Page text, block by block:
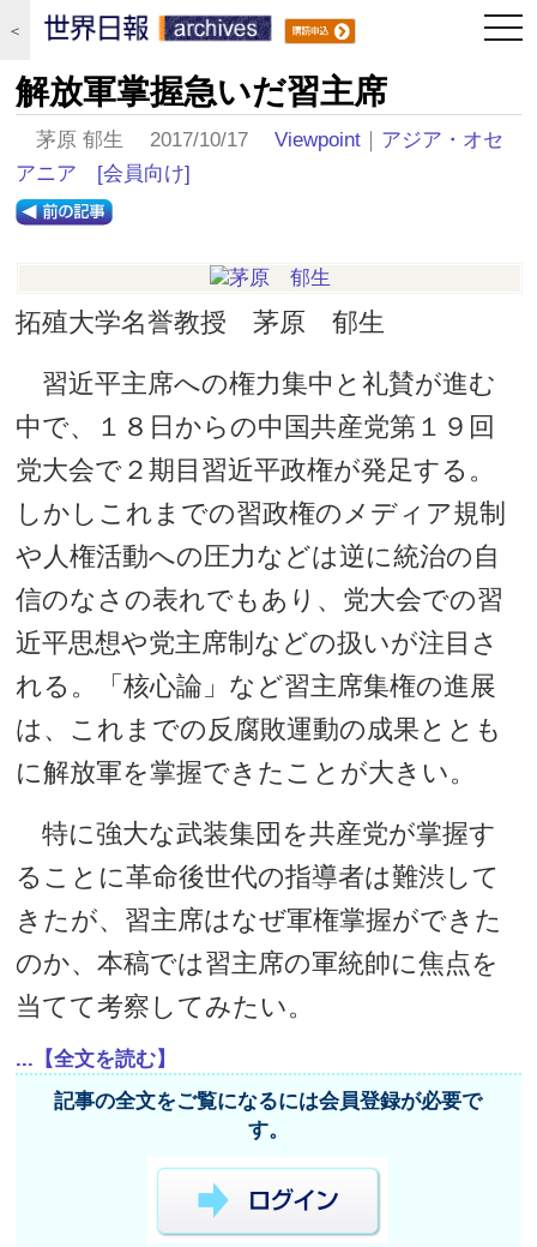
＜
解放軍掌握急いだ習主席
茅原 郁生 2017/10/17Viewpoint ｜ アジア・オセ
アニア
[会員向け]
拓殖大学名誉教授 茅原 郁生
習近平主席への権力集中と礼賛が進む
中で、１８日からの中国共産党第１９回
党大会で２期目習近平政権が発足する。
しかしこれまでの習政権のメディア規制
や人権活動への圧力などは逆に統治の自
信のなさの表れでもあり、党大会での習
近平思想や党主席制などの扱いが注目さ
れる。「核心論」など習主席集権の進展
は、これまでの反腐敗運動の成果ととも
に解放軍を掌握できたことが大きい。
特に強大な武装集団を共産党が掌握す
ることに革命後世代の指導者は難渋して
きたが、習主席はなぜ軍権掌握ができた
のか、本稿では習主席の軍統帥に焦点を
当てて考察してみたい。
...【全文を読む】
記事の全文をご覧になるには会員登録が必要で
す。